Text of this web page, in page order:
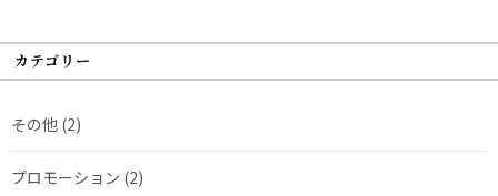
カテゴリー
その他 (2)
プロモーション (2)